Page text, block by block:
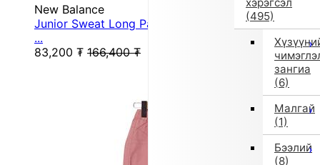
(495)
зангиа
(6)
Малгай
(1)
Бээлий
(8)
New Balance
Junior Sweat Long Pants Heavyweight Long Pants
...
83,200 ₮ 166,400 ₮